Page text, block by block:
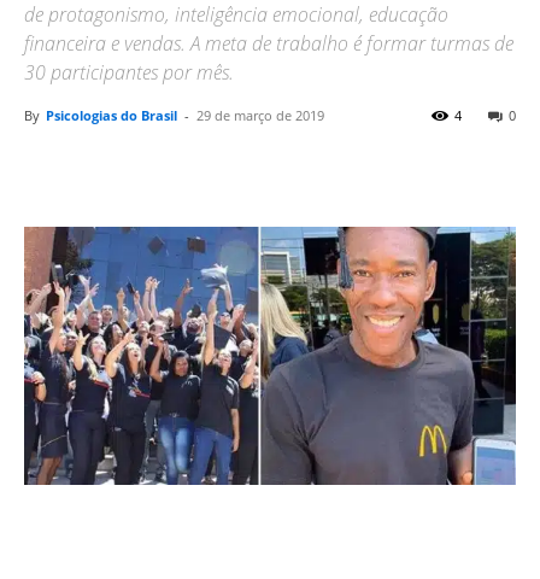
de protagonismo, inteligência emocional, educação
financeira e vendas. A meta de trabalho é formar turmas de
30 participantes por mês.
By Psicologias do Brasil - 29 de março de 2019 0
4